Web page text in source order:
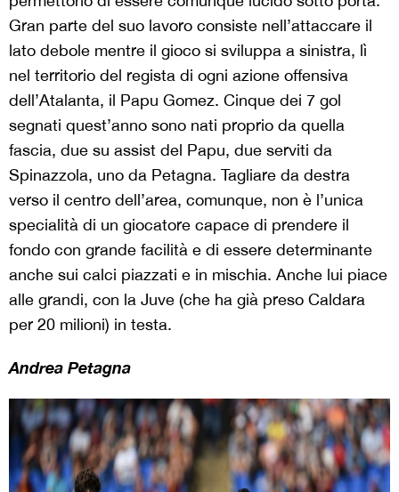
Gran parte del suo lavoro consiste nell’attaccare il
lato debole mentre il gioco si sviluppa a sinistra, lì
nel territorio del regista di ogni azione offensiva
dell’Atalanta, il Papu Gomez. Cinque dei 7 gol
segnati quest’anno sono nati proprio da quella
fascia, due su assist del Papu, due serviti da
Spinazzola, uno da Petagna. Tagliare da destra
verso il centro dell’area, comunque, non è l’unica
specialità di un giocatore capace di prendere il
fondo con grande facilità e di essere determinante
anche sui calci piazzati e in mischia. Anche lui piace
alle grandi, con la Juve (che ha già preso Caldara
per 20 milioni) in testa.
Andrea Petagna